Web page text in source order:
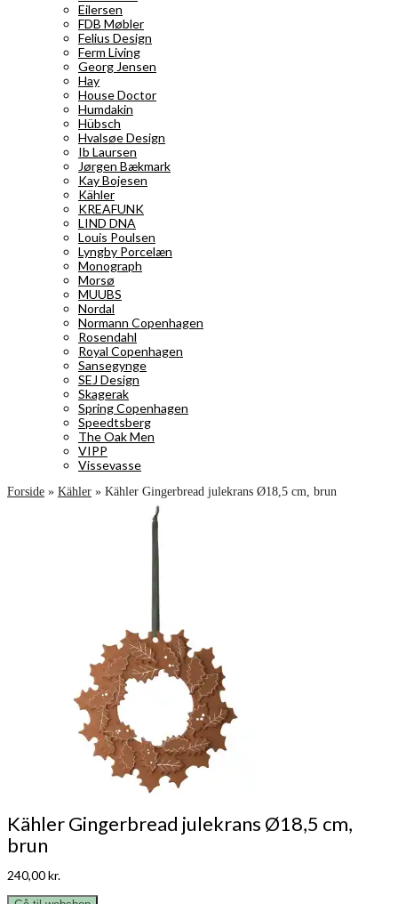
Eilersen
FDB Møbler
Felius Design
Ferm Living
Georg Jensen
Hay
House Doctor
Humdakin
Hübsch
Hvalsøe Design
Ib Laursen
Jørgen Bækmark
Kay Bojesen
Kähler
KREAFUNK
LIND DNA
Louis Poulsen
Lyngby Porcelæn
Monograph
Morsø
MUUBS
Nordal
Normann Copenhagen
Rosendahl
Royal Copenhagen
Sansegynge
SEJ Design
Skagerak
Spring Copenhagen
Speedtsberg
The Oak Men
VIPP
Vissevasse
Forside » Kähler » Kähler Gingerbread julekrans Ø18,5 cm, brun
Kähler Gingerbread julekrans Ø18,5 cm,
brun
240,00kr.